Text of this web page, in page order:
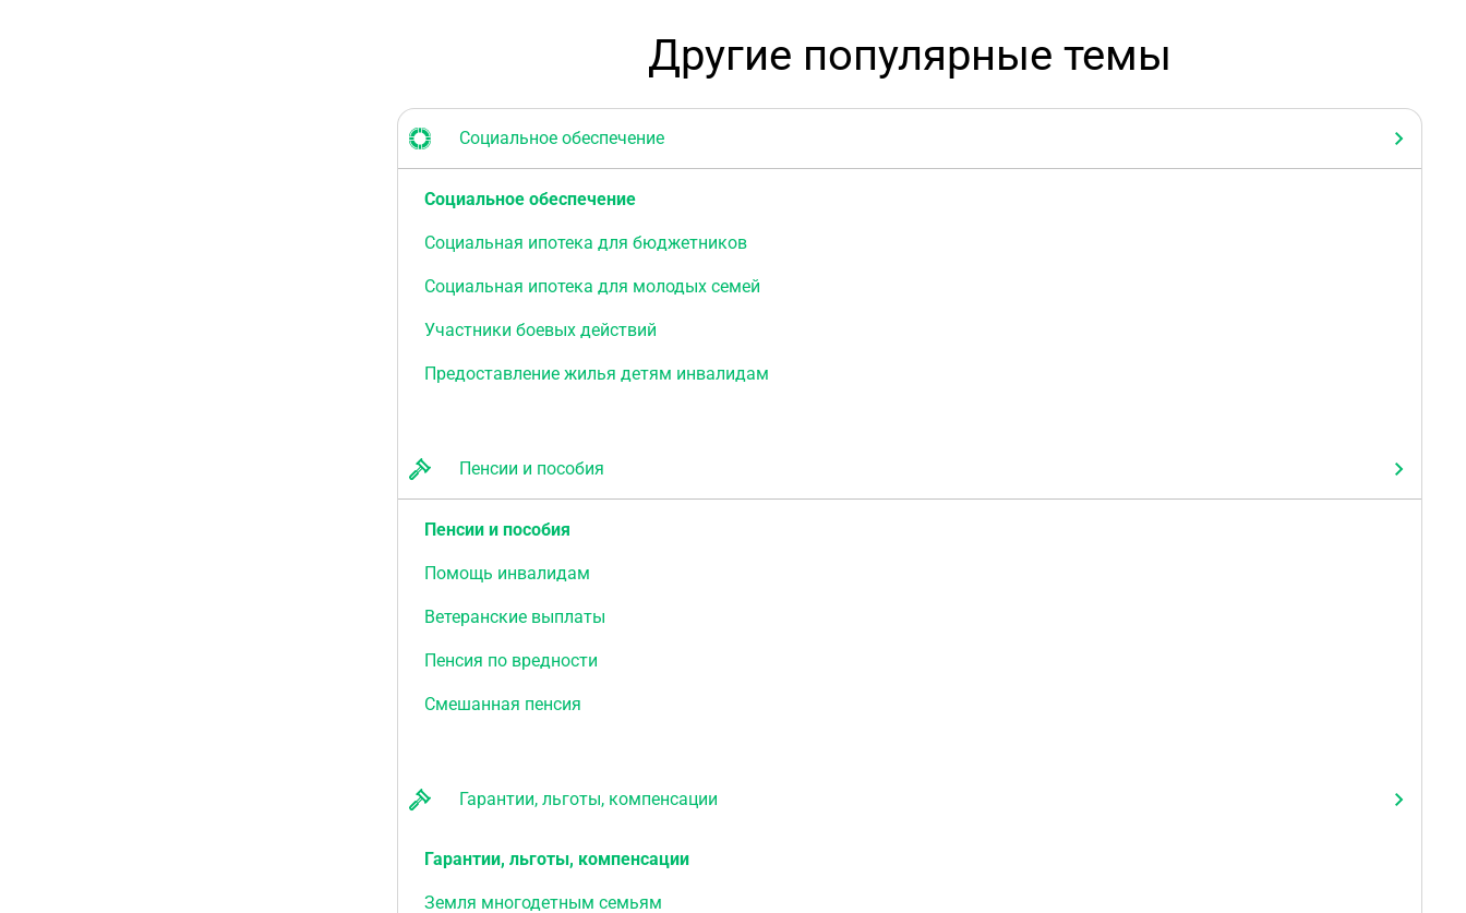
Другие популярные темы
Социальное обеспечение
Социальное обеспечение
Социальная ипотека для бюджетников
Социальная ипотека для молодых семей
Участники боевых действий
Предоставление жилья детям инвалидам
Пенсии и пособия
Пенсии и пособия
Помощь инвалидам
Ветеранские выплаты
Пенсия по вредности
Смешанная пенсия
Гарантии, льготы, компенсации
Гарантии, льготы, компенсации
Земля многодетным семьям